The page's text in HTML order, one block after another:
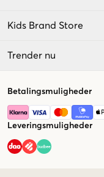
Kids Brand Store
Trender nu
Betalingsmuligheder
Leveringsmuligheder